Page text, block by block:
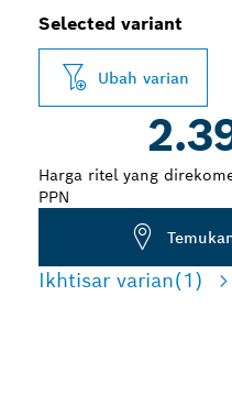
Selected variant
Ubah varian
Harga ritel yang
PPN
Ikhtisar varian(1)